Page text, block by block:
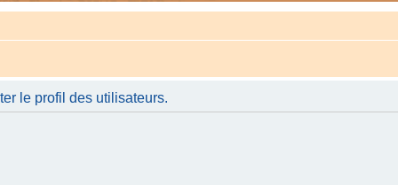
le profil des utilisateurs.